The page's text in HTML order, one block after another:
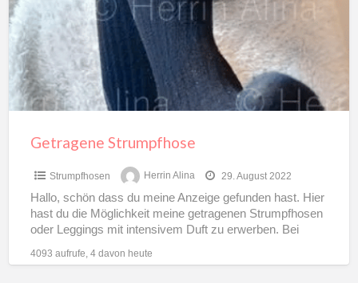
Getragene Strumpfhose
Strumpfhosen Herrin Alina 29. August 2022
Hallo, schön dass du meine Anzeige gefunden hast. Hier
hast du die Möglichkeit meine getragenen Strumpfhosen
oder Leggings mit intensivem Duft zu erwerben. Bei
4093 aufrufe, 4 davon heute